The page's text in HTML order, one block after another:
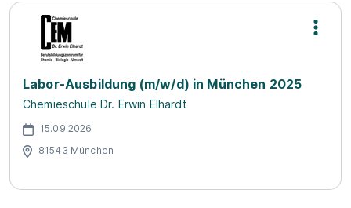
Labor-Ausbildung (m/w/d) in München 2025
Chemieschule Dr. Erwin Elhardt
15.09.2026
81543 München